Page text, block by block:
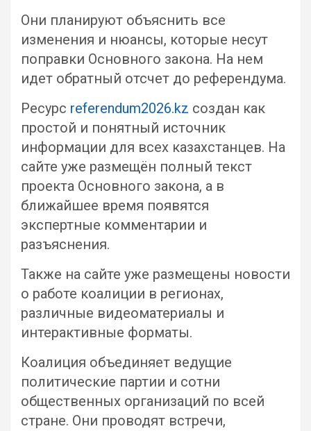
Они планируют объяснить все
изменения и нюансы, которые несут
поправки Основного закона. На нем
идет обратный отсчет до референдума.
Ресурс referendum2026.kz создан как
простой и понятный источник
информации для всех казахстанцев. На
сайте уже размещён полный текст
проекта Основного закона, а в
ближайшее время появятся
экспертные комментарии и
разъяснения.
Также на сайте уже размещены новости
о работе коалиции в регионах,
различные видеоматериалы и
интерактивные форматы.
Коалиция объединяет ведущие
политические партии и сотни
общественных организаций по всей
стране. Они проводят встречи,